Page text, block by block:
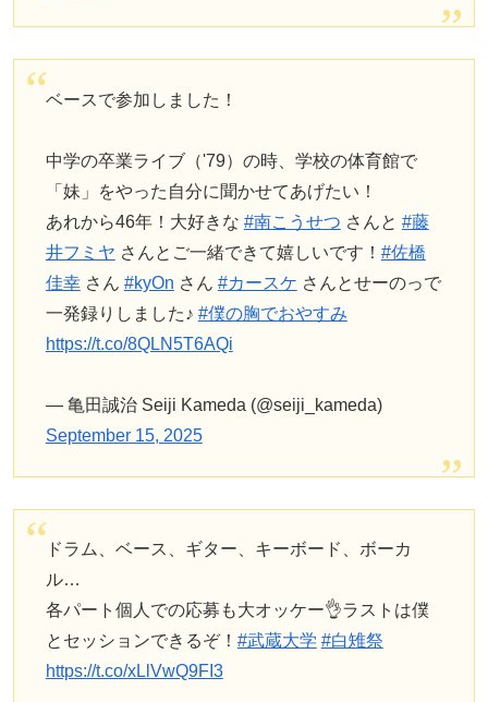
ベースで参加しました！
中学の卒業ライブ（'79）の時、学校の体育館で
「妹」をやった自分に聞かせてあげたい！
あれから46年！大好きな #南こうせつ さんと #藤
井フミヤ さんとご一緒できて嬉しいです！ #佐橋
佳幸さん #kyOn さん #カースケ さんとせーのっで
一発録りしました♪ #僕の胸でおやすみ
https://t.co/8QLN5T6AQi
— 亀田誠治 Seiji Kameda (@seiji_kameda)
September 15, 2025
ドラム、ベース、ギター、キーボード、ボーカ
ル…
各パート個人での応募も大オッケー👌ラストは僕
とセッションできるぞ！ #武蔵大学 #白雉祭
https://t.co/xLlVwQ9FI3